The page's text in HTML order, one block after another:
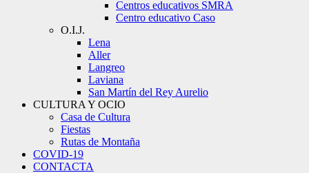
Centros educativos SMRA
Centro educativo Caso
O.I.J.
Lena
Aller
Langreo
Laviana
San Martín del Rey Aurelio
CULTURA Y OCIO
Casa de Cultura
Fiestas
Rutas de Montaña
COVID-19
CONTACTA